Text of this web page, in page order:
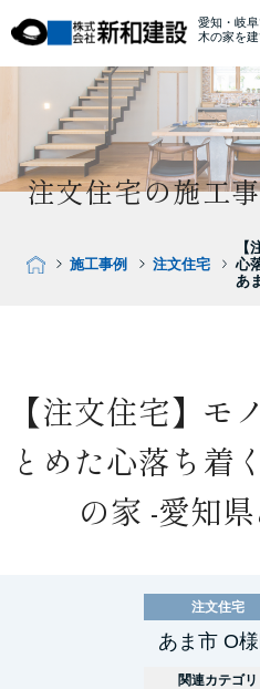
愛知・岐
木の家を
注文住宅の施工
施工事例 注文住宅
【
心
あ
【注文住宅】モ
とめた心落ち着
の家 -愛知
注文住宅
あま市 O
関連カテゴリ